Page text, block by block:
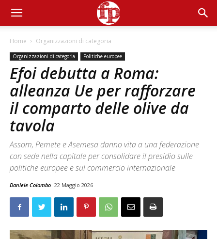
Home Organizzazioni di categoria
Organizzazioni di categoria Politiche europee
Efoi debutta a Roma:
alleanza Ue per rafforzare
il comparto delle olive da
tavola
Assom, Pemete e Asemesa danno vita a una federazione
con sede nella capitale per consolidare il presidio sulle
politiche europee e sul commercio internazionale
Daniele Colombo 22 Maggio 2026